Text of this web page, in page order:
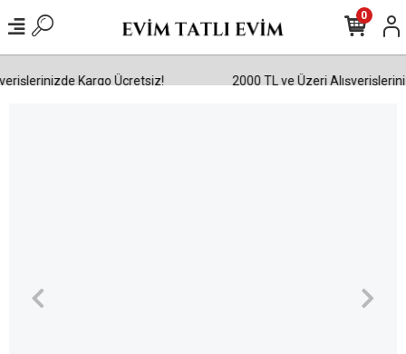
Kargo Ücretsiz! 2000 TL ve Üzeri
0